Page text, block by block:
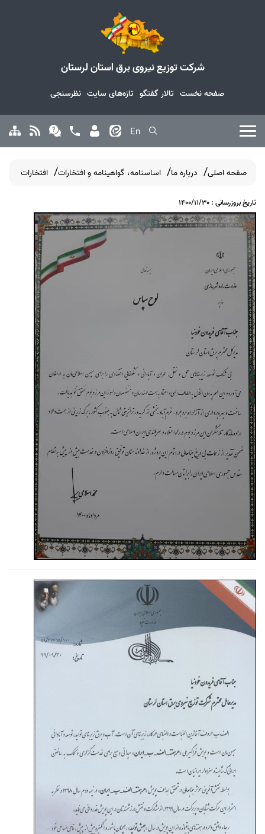
صفحه نخست تالار گفتگو تازه‌های سایت نظرسنجی
شرکت توزیع نیروی برق استان لرستان
En
صفحه اصلی درباره ما اساسنامه، گواهینامه و افتخارات افتخارات
تاریخ بروزرسانی : 1400/11/30